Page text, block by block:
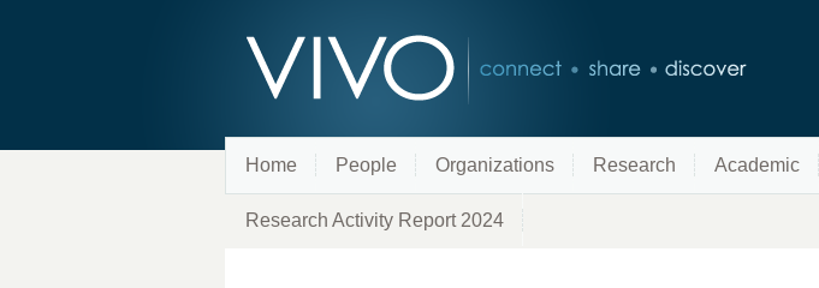
Home People Organizations Research Academic
Research Activity Report 2024